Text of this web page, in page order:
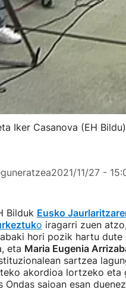
Iker Casanova (EH
2021/11/27 -
Bilduk Eusko
o iragarri zuen
hori pozik hartu dute
eta Maria Eugenia
sartzea
akordioa lortzeko eta
Ondas saioan esan